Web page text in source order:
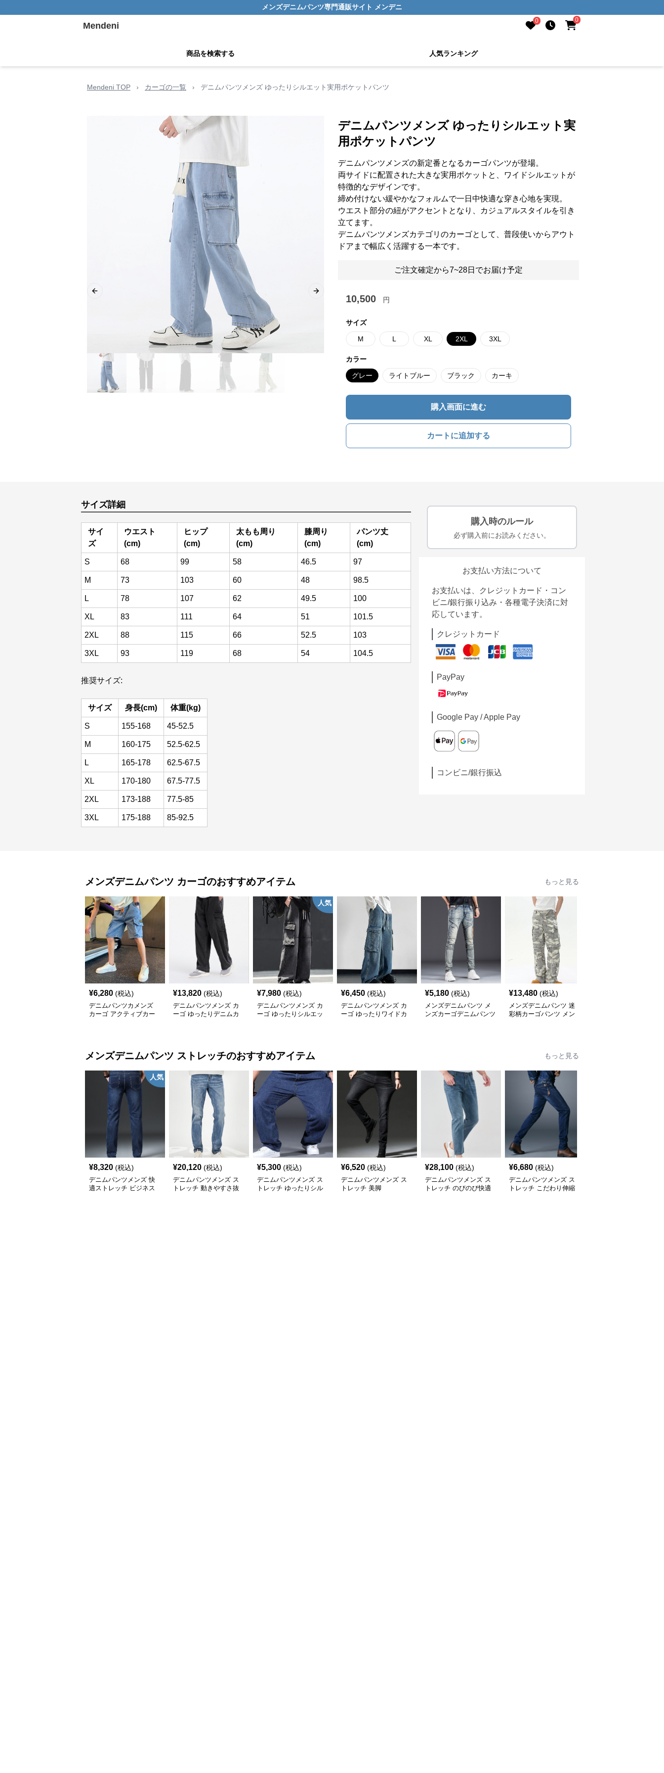
メンズデニムパンツ専門通販サイト メンデニ
Mendeni 0 0
商品を検索する 人気ランキング
Mendeni TOP › カーゴの一覧 › デニムパンツメンズ ゆったりシルエット実用ポケットパンツ
Previous slide Next slide
デニムパンツメンズ ゆったりシルエット実
用ポケットパンツ
デニムパンツメンズの新定番となるカーゴパンツが登場。
両サイドに配置された大きな実用ポケットと、ワイドシルエットが
特徴的なデザインです。
締め付けない緩やかなフォルムで一日中快適な穿き心地を実現。
ウエスト部分の紐がアクセントとなり、カジュアルスタイルを引き
立てます。
デニムパンツメンズカテゴリのカーゴとして、普段使いからアウト
ドアまで幅広く活躍する一本です。
ご注文確定から7~28日でお届け予定
10,500 円
サイズ
M L XL 2XL 3XL
カラー
グレー ライトブルー ブラック カーキ
購入画面に進む
カートに追加する
サイズ詳細
サイ
ズ
ウエスト
(cm)
ヒップ
(cm)
太もも周り
(cm)
膝周り
(cm)
パンツ丈
(cm)
S 68 99 58 46.5 97
M 73 103 60 48 98.5
L 78 107 62 49.5 100
XL 83 111 64 51 101.5
2XL 88 115 66 52.5 103
3XL 93 119 68 54 104.5
推奨サイズ:
サイズ 身長(cm) 体重(kg)
S 155-168 45-52.5
M 160-175 52.5-62.5
L 165-178 62.5-67.5
XL 170-180 67.5-77.5
2XL 173-188 77.5-85
3XL 175-188 85-92.5
購入時のルール
必ず購入前にお読みください。
お支払い方法について
お支払いは、クレジットカード・コン
ビニ/銀行振り込み・各種電子決済に対
応しています。
クレジットカード
PayPay
Google Pay / Apple Pay
コンビニ/銀行振込
メンズデニムパンツ カーゴのおすすめアイテム もっと見る
¥6,280 (税込)
デニムパンツカメンズ
カーゴ アクティブカー
¥13,820 (税込)
デニムパンツメンズ カ
ーゴ ゆったりデニムカ
人気
¥7,980 (税込)
デニムパンツメンズ カ
ーゴ ゆったりシルエッ
¥6,450 (税込)
デニムパンツメンズ カ
ーゴ ゆったりワイドカ
¥5,180 (税込)
メンズデニムパンツ メ
ンズカーゴデニムパンツ
¥13,480 (税込)
メンズデニムパンツ 迷
彩柄カーゴパンツ メン
メンズデニムパンツ ストレッチのおすすめアイテム もっと見る
人気
¥8,320 (税込)
デニムパンツメンズ 快
適ストレッチ ビジネス
¥20,120 (税込)
デニムパンツメンズ ス
トレッチ 動きやすさ抜
¥5,300 (税込)
デニムパンツメンズ ス
トレッチ ゆったりシル
¥6,520 (税込)
デニムパンツメンズ ス
トレッチ 美脚
¥28,100 (税込)
デニムパンツメンズ ス
トレッチ のびのび快適
¥6,680 (税込)
デニムパンツメンズ ス
トレッチ こだわり伸縮